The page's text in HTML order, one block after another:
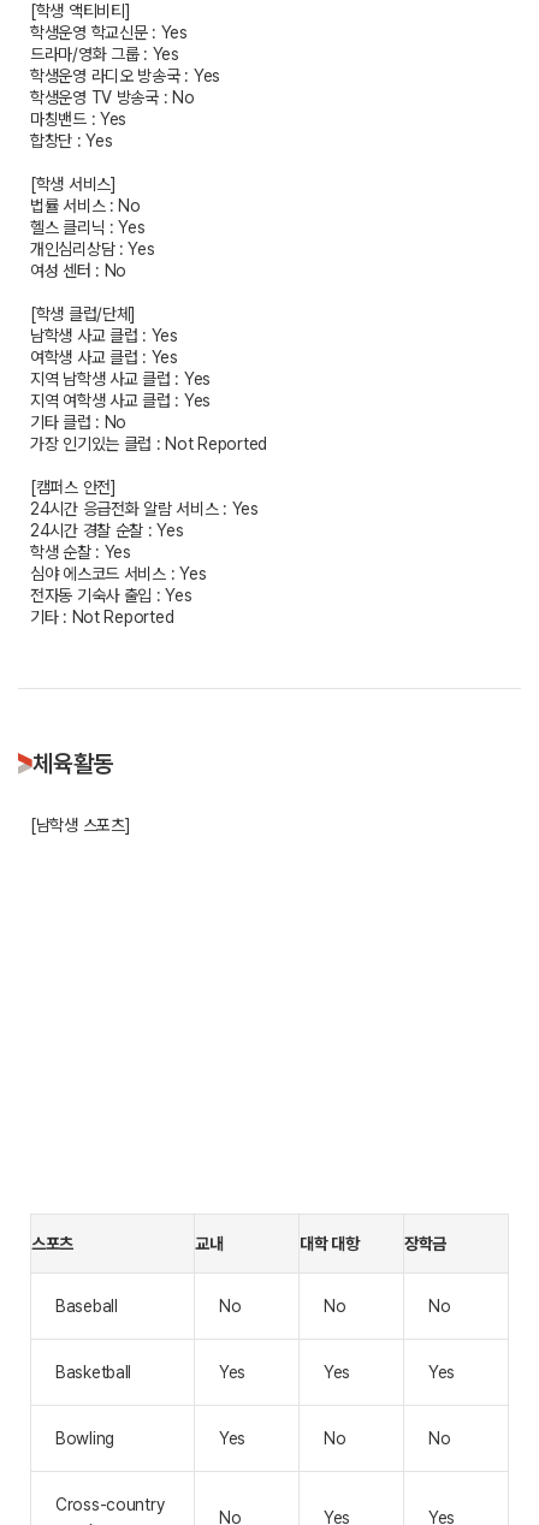
[학생 액티비티]
학생운영 학교신문 : Yes
드라마/영화 그룹 : Yes
학생운영 라디오 방송국 : Yes
학생운영 TV 방송국 : No
마칭밴드 : Yes
합창단 : Yes
[학생 서비스]
법률 서비스 : No
헬스 클리닉 : Yes
개인심리상담 : Yes
여성 센터 : No
[학생 클럽/단체]
남학생 사교 클럽 : Yes
여학생 사교 클럽 : Yes
지역 남학생 사교 클럽 : Yes
지역 여학생 사교 클럽 : Yes
기타 클럽 : No
가장 인기있는 클럽 : Not Reported
[캠퍼스 안전]
24시간 응급전화 알람 서비스 : Yes
24시간 경찰 순찰 : Yes
학생 순찰 : Yes
심야 에스코드 서비스 : Yes
전자동 기숙사 출입 : Yes
기타 : Not Reported
체육활동
[남학생 스포츠]
스포츠 교내 대학 대항 장학금
Baseball No No No
Basketball Yes Yes Yes
Bowling Yes No No
Cross-country
No Yes Yes